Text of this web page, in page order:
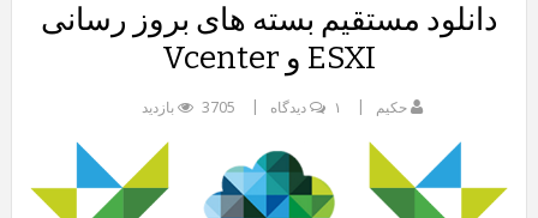
دانلود مستقیم بسته های بروز رسانی
ESXI و Vcenter
حکیم ۱ دیدگاه 3705 بازدید